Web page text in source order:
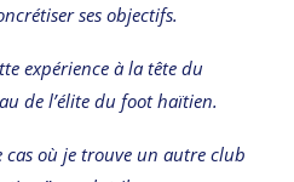
ses objectifs.
expérience à la tête du
de l’élite du foot haïtien.
cas où je trouve un autre club